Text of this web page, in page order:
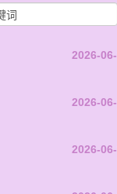
2026-
2026-
2026-